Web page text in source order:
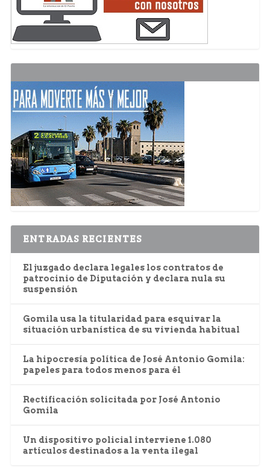
ENTRADAS RECIENTES
El juzgado declara legales los contratos de
patrocinio de Diputación y declara nula su
suspensión
Gomila usa la titularidad para esquivar la
situación urbanística de su vivienda habitual
La hipocresía política de José Antonio Gomila:
papeles para todos menos para él
Rectificación solicitada por José Antonio
Gomila
Un dispositivo policial interviene 1.080
artículos destinados a la venta ilegal